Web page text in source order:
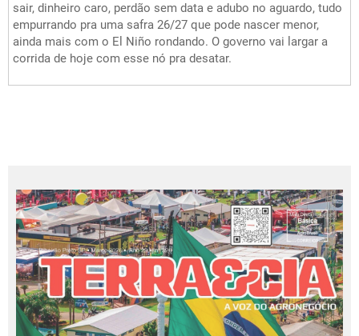
sair, dinheiro caro, perdão sem data e adubo no aguardo, tudo
empurrando pra uma safra 26/27 que pode nascer menor,
ainda mais com o El Niño rondando. O governo vai largar a
corrida de hoje com esse nó pra desatar.